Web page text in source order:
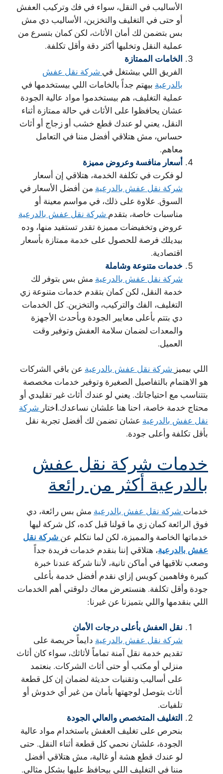
الأساليب في النقل، سواء في فك وتركيب العفش
أو حتى في التغليف والتخزين، الأساليب دي مش
بس بتضمن لك أمان الأثاث، لكن كمان بتسرع من
عملية النقل وتخليها أكثر دقة وأقل تكلفة.
الخامات الممتازة
الفريق اللي بيشتغل في شركة نقل عفش
بالدرعية بيهتم جداً بالخامات اللي بيستخدمها في
عملية التغليف، هم بيستخدموا مواد عالية الجودة
عشان يحافظوا على الأثاث في حالة ممتازة أثناء
النقل، يعني لو عندك قطع خشب أو زجاج أو أثاث
حساس، مش هتلاقي أفضل مننا في التعامل
معاهم.
أسعار منافسة وعروض مميزة
لو فكرت في تكلفة الخدمة، هتلاقي إن أسعار
شركة نقل عفش بالدرعية من أفضل الأسعار في
السوق. علاوة على ذلك، في مواسم معينة أو
مناسبات خاصة، بتقدم شركة نقل عفش بالدرعية
عروض وتخفيضات مميزة تقدر تستفيد منها، وده
بيديلك فرصة للحصول على خدمة ممتازة بأسعار
اقتصادية.
خدمات متنوعة وشاملة
شركة نقل عفش بالدرعية مش بس بتوفر لك
خدمة النقل، لكن كمان بتقدم خدمات متنوعة زي
التغليف، الفك والتركيب، والتخزين. كل الخدمات
دي بتتم بأعلى معايير الجودة وبأحدث الأجهزة
والمعدات لضمان سلامة العفش وتوفير وقت
العميل.
اللي بيميز شركة نقل عفش بالدرعية عن باقي الشركات
هو الاهتمام بالتفاصيل الصغيرة وتوفير خدمات مخصصة
بتتناسب مع احتياجاتك. يعني لو عندك أثاث غير تقليدي أو
محتاج خدمة خاصة، احنا هنا علشان نساعدك.اختار شركة
نقل عفش بالدرعية عشان تضمن لك أفضل تجربة نقل
بأقل تكلفة وأعلى جودة.
خدمات شركة نقل عفش
بالدرعية أكثر من رائعة
خدمات شركة نقل عفش بالدرعية مش بس رائعة، دي
فوق الرائعة كمان زي ما قولنا قبل كده، كل شركة ليها
خدماتها الخاصة والمميزة، لكن لما نتكلم عن شركة نقل
عفش بالدرعية، هتلاقي إننا بنقدم خدمات فريدة جداً
وصعب تلاقيها في أماكن تانية، لأننا شركة عندنا خبرة
كبيرة وفاهمين كويس إزاي نقدم أفضل خدمة بأعلى
جودة وأقل تكلفة. هنستعرض معاك دلوقتي أهم الخدمات
اللي بنقدمها واللي بتميزنا عن غيرنا:
نقل العفش بأعلى درجات الأمان
شركة نقل عفش بالدرعية دايماً حريصة على
تقديم خدمة نقل آمنة تماماً لأثاثك، سواء كان أثاث
منزلي أو مكتب أو حتى أثاث الشركات. بنعتمد
على أساليب وتقنيات حديثة لضمان إن كل قطعة
أثاث بتوصل لوجهتها بأمان من غير أي خدوش أو
تلفيات.
التغليف المتخصص والعالي الجودة
بنحرص على تغليف العفش باستخدام مواد عالية
الجودة، علشان نحمي كل قطعة أثناء النقل. حتى
لو عندك قطع هشة أو غالية، مش هتلاقي أفضل
مننا في التغليف اللي بيحافظ عليها بشكل مثالي.